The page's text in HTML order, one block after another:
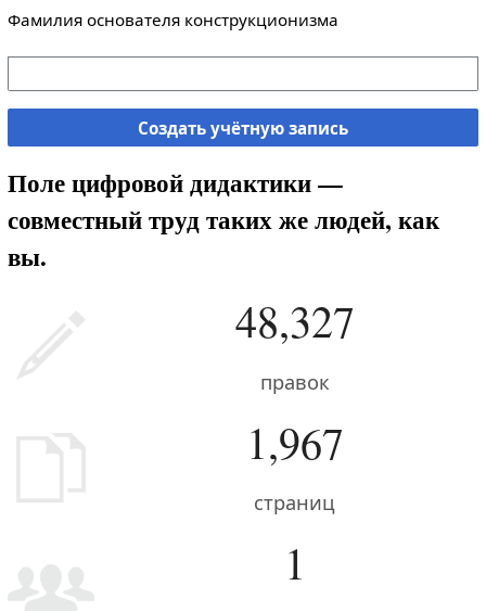
Фамилия основателя конструкционизма
Создать учётную запись
Поле цифровой дидактики —
совместный труд таких же людей, как
вы.
48,327
правок
1,967
страниц
1